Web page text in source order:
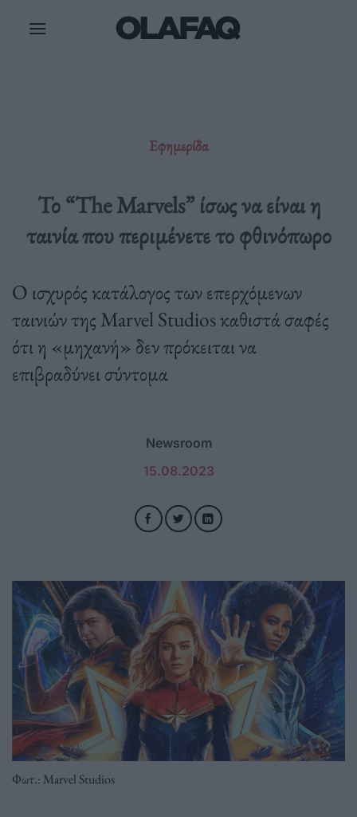
Εφημερίδα
Το “The Marvels” ίσως να είναι η
ταινία που περιμένετε το φθινόπωρο
Ο ισχυρός κατάλογος των επερχόμενων
ταινιών της Marvel Studios καθιστά σαφές
ότι η «μηχανή» δεν πρόκειται να
επιβραδύνει σύντομα
Newsroom
15.08.2023
Φωτ.: Marvel Studios